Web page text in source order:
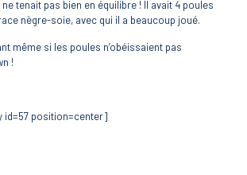
tenait pas bien en équilibre ! Il avait 4 poules
nègre-soie, avec qui il a beaucoup joué.
même si les poules n’obéissaient pas
!
id=57 position=center]